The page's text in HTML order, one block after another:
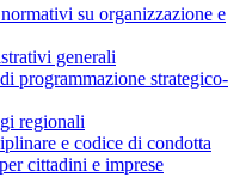
su organizzazione e
generali
programmazione strategico-
regionali
e codice di condotta
cittadini e imprese